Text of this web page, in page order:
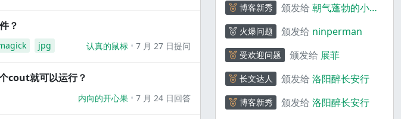
？
jpg 认真的鼠标 7 月 27 日提问
cout就可以运行？
内向的开心果 7 月 24 日回答
博客新秀 颁发给 朝气蓬勃的小熊
火爆问题 颁发给 ninperman
受欢迎问题 颁发给 展菲
长文达人 颁发给 洛阳醉长安行
博客新秀 颁发给 洛阳醉长安行